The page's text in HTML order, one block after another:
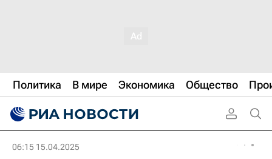
Политика В мире Экономика Общество
06:15 15.04.2025